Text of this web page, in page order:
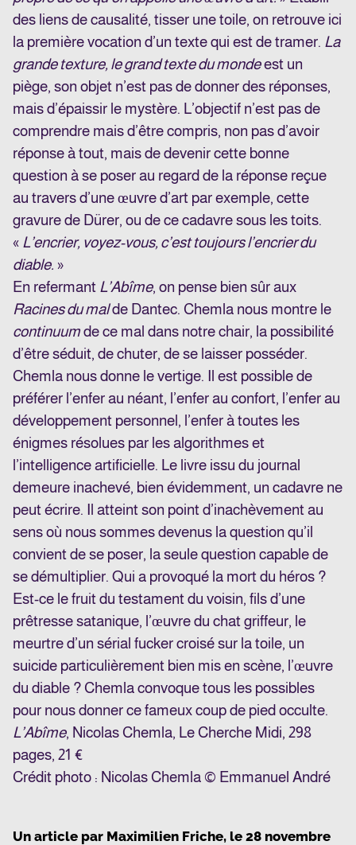
des liens de causalité, tisser une toile, on retrouve ici
la première vocation d’un texte qui est de tramer. La
grande texture, le grand texte du mondeest un
piège, son objet n’est pas de donner des réponses,
mais d’épaissir le mystère. L’objectif n’est pas de
comprendre mais d’être compris, non pas d’avoir
réponse à tout, mais de devenir cette bonne
question à se poser au regard de la réponse reçue
au travers d’une œuvre d’art par exemple, cette
gravure de Dürer, ou de ce cadavre sous les toits.
« L’encrier, voyez-vous, c’est toujours l’encrier du
diable. »
En refermant L’Abîme, on pense bien sûr aux
Racines du malde Dantec. Chemla nous montre le
continuumde ce mal dans notre chair, la possibilité
d’être séduit, de chuter, de se laisser posséder.
Chemla nous donne le vertige. Il est possible de
préférer l’enfer au néant, l’enfer au confort, l’enfer au
développement personnel, l’enfer à toutes les
énigmes résolues par les algorithmes et
l’intelligence artificielle. Le livre issu du journal
demeure inachevé, bien évidemment, un cadavre ne
peut écrire. Il atteint son point d’inachèvement au
sens où nous sommes devenus la question qu’il
convient de se poser, la seule question capable de
se démultiplier. Qui a provoqué la mort du héros ?
Est-ce le fruit du testament du voisin, fils d’une
prêtresse satanique, l’œuvre du chat griffeur, le
meurtre d’un sérial fucker croisé sur la toile, un
suicide particulièrement bien mis en scène, l’œuvre
du diable ? Chemla convoque tous les possibles
pour nous donner ce fameux coup de pied occulte.
L’Abîme, Nicolas Chemla, Le Cherche Midi, 298
pages, 21 €
Crédit photo : Nicolas Chemla © Emmanuel André
Un article par Maximilien Friche, le 28 novembre